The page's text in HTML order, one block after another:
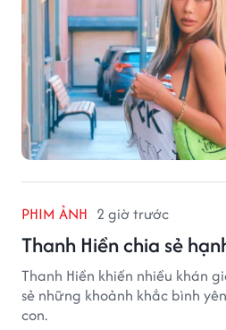
PHIM ẢNH 2 giờ trước
Thanh Hiền chia sẻ
Thanh Hiền khiến nhiều khán
sẻ những khoảnh khắc bình
con.